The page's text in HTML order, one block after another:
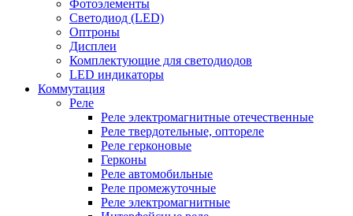
Фотоэлементы
Светодиод (LED)
Оптроны
Дисплеи
Комплектующие для светодиодов
LED индикаторы
Коммутация
Реле
Реле электромагнитные отечественные
Реле твердотельные, оптореле
Реле герконовые
Герконы
Реле автомобильные
Реле промежуточные
Реле электромагнитные